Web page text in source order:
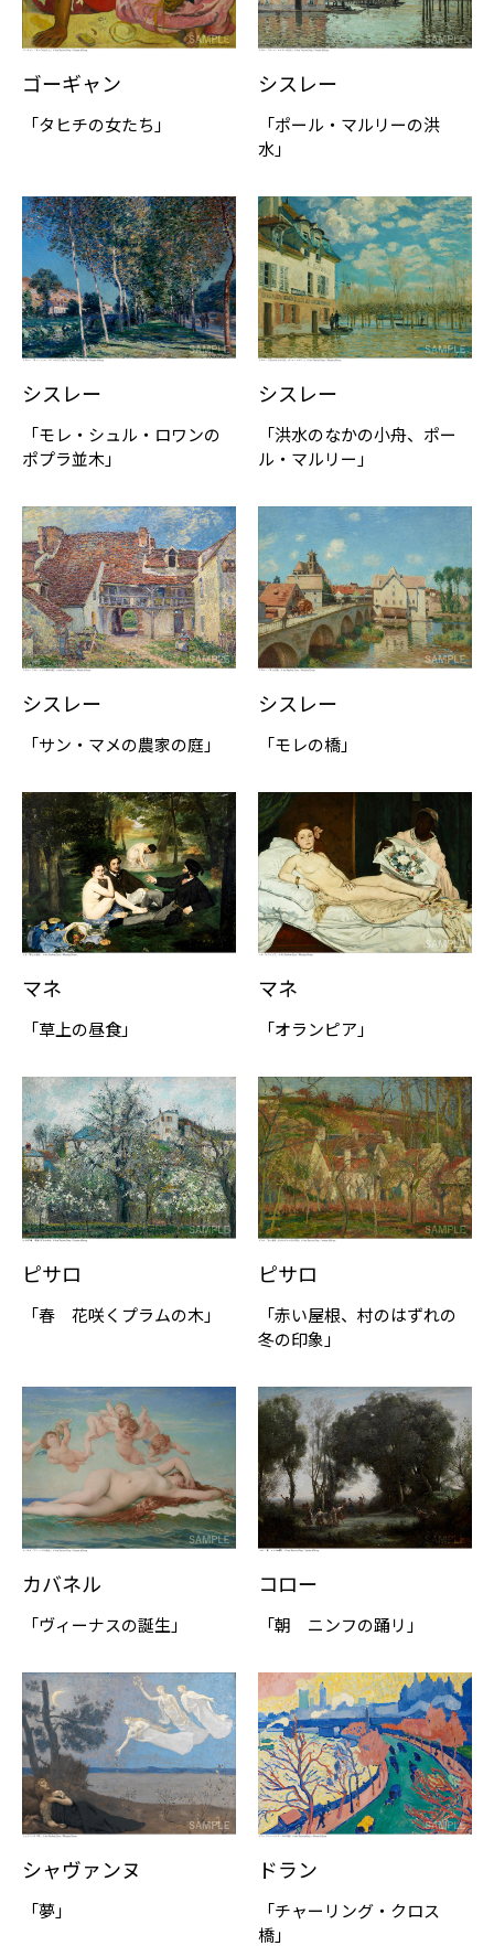
ゴーギャン
「タヒチの女たち」
シスレー
「ポール・マルリーの洪
水」
シスレー
「モレ・シュル・ロワンの
ポプラ並木」
シスレー
「洪水のなかの小舟、ポー
ル・マルリー」
シスレー
「サン・マメの農家の庭」
シスレー
「モレの橋」
マネ
「草上の昼食」
マネ
「オランピア」
ピサロ
「春 花咲くプラムの木」
ピサロ
「赤い屋根、村のはずれの
冬の印象」
カバネル
「ヴィーナスの誕生」
コロー
「朝 ニンフの踊リ」
シャヴァンヌ
「夢」
ドラン
「チャーリング・クロス
橋」